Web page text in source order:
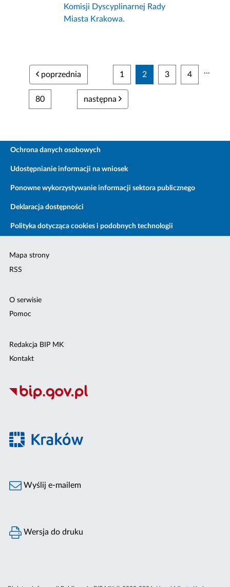
Komisji Dyscyplinarnej Rady
Miasta Krakowa.
poprzednia 1 2 3 4 ...
80 następna
Ochrona danych osobowych
Udostępnianie informacji na wniosek
Ponowne wykorzystywanie informacji sektora publicznego
Deklaracja dostępności
Polityka dotycząca cookies i podobnych technologii
Mapa strony
RSS
O serwisie
Pomoc
Redakcja BIP MK
Kontakt
Wyślij e-mailem
Wersja do druku